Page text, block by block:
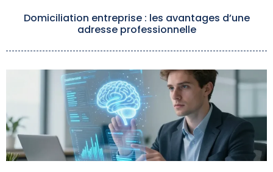
Domiciliation entreprise : les avantages d’une
adresse professionnelle